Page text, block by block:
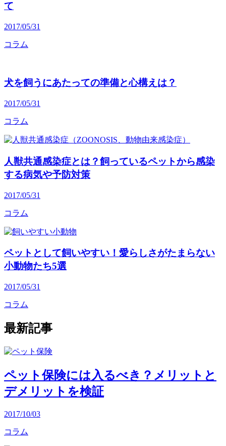
て
2017/05/31
コラム
犬を飼うにあたっての準備と心構えは？
2017/05/31
コラム
人獣共通感染症とは？飼っているペットから感染
する病気や予防対策
2017/05/31
コラム
ペットとして飼いやすい！愛らしさがたまらない
小動物たち5選
2017/05/31
コラム
最新記事
ペット保険には入るべき？メリットと
デメリットを検証
2017/10/03
コラム